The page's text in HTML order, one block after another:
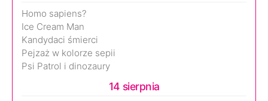
Homo sapiens?
Ice Cream Man
Kandydaci śmierci
Pejzaż w kolorze sepii
Psi Patrol i dinozaury
14 sierpnia